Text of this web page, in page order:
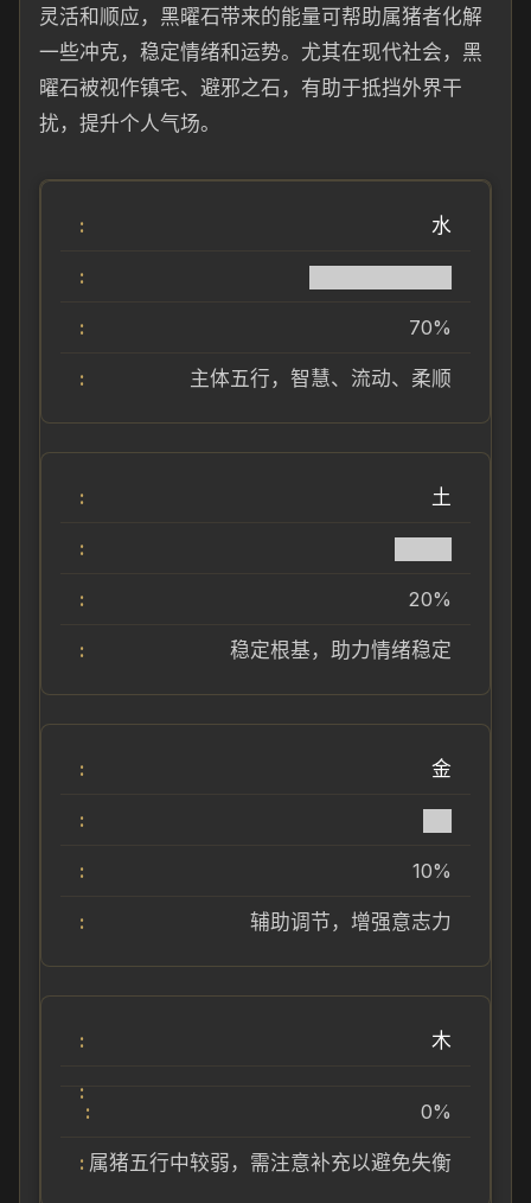
灵活和顺应，黑曜石带来的能量可帮助属猪者化解
一些冲克，稳定情绪和运势。尤其在现代社会，黑
曜石被视作镇宅、避邪之石，有助于抵挡外界干
扰，提升个人气场。
水
70%
主体五行，智慧、流动、柔顺
土
20%
稳定根基，助力情绪稳定
金
10%
辅助调节，增强意志力
木
0%
属猪五行中较弱，需注意补充以避免失衡